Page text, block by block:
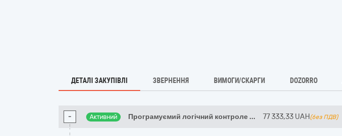
ДЕТАЛІ ЗАКУПІВЛІ ЗВЕРНЕННЯ ВИМОГИ/СКАРГИ DOZORRO
- Активний Програмуємий логічний контроле ... 77 333,33 UAH (без ПДВ)